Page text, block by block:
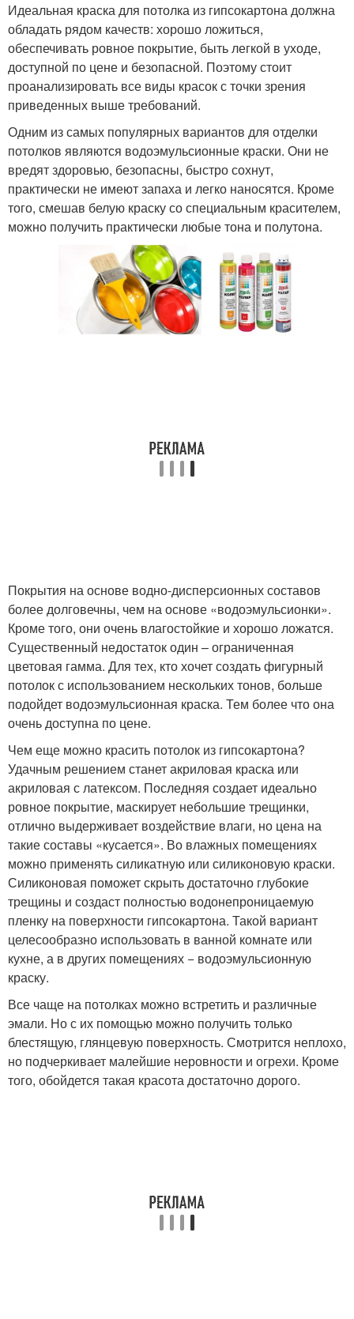
Идеальная краска для потолка из гипсокартона должна
обладать рядом качеств: хорошо ложиться,
обеспечивать ровное покрытие, быть легкой в уходе,
доступной по цене и безопасной. Поэтому стоит
проанализировать все виды красок с точки зрения
приведенных выше требований.
Одним из самых популярных вариантов для отделки
потолков являются водоэмульсионные краски. Они не
вредят здоровью, безопасны, быстро сохнут,
практически не имеют запаха и легко наносятся. Кроме
того, смешав белую краску со специальным красителем,
можно получить практически любые тона и полутона.
Покрытия на основе водно-дисперсионных составов
более долговечны, чем на основе «водоэмульсионки».
Кроме того, они очень влагостойкие и хорошо ложатся.
Существенный недостаток один – ограниченная
цветовая гамма. Для тех, кто хочет создать фигурный
потолок с использованием нескольких тонов, больше
подойдет водоэмульсионная краска. Тем более что она
очень доступна по цене.
Чем еще можно красить потолок из гипсокартона?
Удачным решением станет акриловая краска или
акриловая с латексом. Последняя создает идеально
ровное покрытие, маскирует небольшие трещинки,
отлично выдерживает воздействие влаги, но цена на
такие составы «кусается». Во влажных помещениях
можно применять силикатную или силиконовую краски.
Силиконовая поможет скрыть достаточно глубокие
трещины и создаст полностью водонепроницаемую
пленку на поверхности гипсокартона. Такой вариант
целесообразно использовать в ванной комнате или
кухне, а в других помещениях − водоэмульсионную
краску.
Все чаще на потолках можно встретить и различные
эмали. Но с их помощью можно получить только
блестящую, глянцевую поверхность. Смотрится неплохо,
но подчеркивает малейшие неровности и огрехи. Кроме
того, обойдется такая красота достаточно дорого.